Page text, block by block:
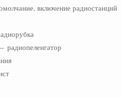
включение радиостанций
радиопеленгатор